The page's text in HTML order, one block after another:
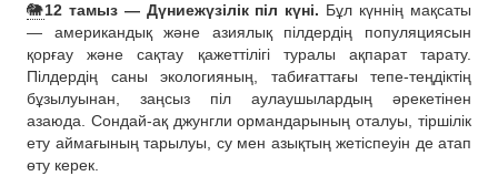
🐘12 тамыз — Дүниежүзілік піл күні. Бұл күннің мақсаты
— американдық және азиялық пілдердің популяциясын
қорғау және сақтау қажеттілігі туралы ақпарат тарату.
Пілдердің саны экологияның, табиғаттағы тепе-теңдіктің
бұзылуынан, заңсыз піл аулаушылардың әрекетінен
азаюда. Сондай-ақ джунгли ормандарының оталуы, тіршілік
ету аймағының тарылуы, су мен азықтың жетіспеуін де атап
өту керек.